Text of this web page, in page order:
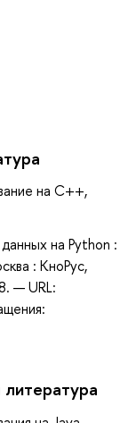
на С++,
на Python :
: КноРус,
— URL: